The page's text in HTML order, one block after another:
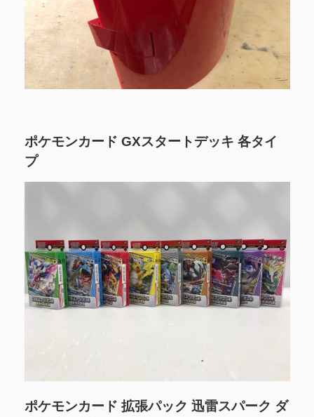
ポケモンカード GXスタートデッキ 各タイ
プ
ポケモンカード 拡張パック 迅雷スパーク ダ